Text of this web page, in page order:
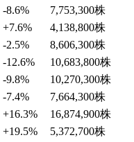
-8.6% 7,753,300株
+7.6% 4,138,800株
-2.5% 8,606,300株
-12.6% 10,683,800株
-9.8% 10,270,300株
-7.4% 7,664,300株
+16.3% 16,874,900株
+19.5% 5,372,700株